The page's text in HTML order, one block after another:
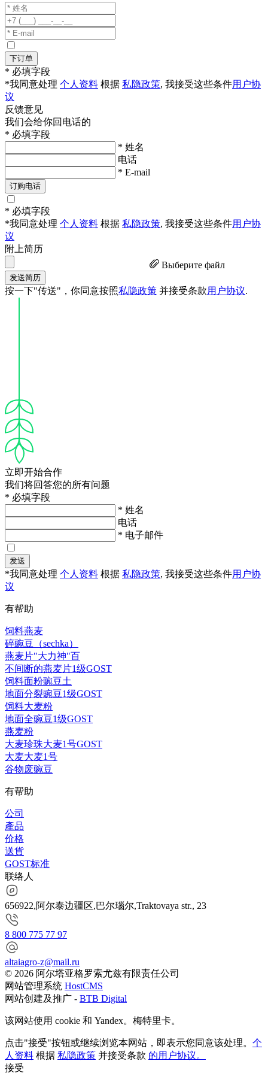
下订单
* 必填字段
*我同意处理 个人资料 根据 私隐政策, 我接受这些条件用户协
议
反馈意见
我们会给你回电话的
* 必填字段
* 姓名
电话
* E-mail
订购电话
* 必填字段
*我同意处理 个人资料 根据 私隐政策, 我接受这些条件用户协
议
附上简历
Выберите файл
发送简历
按一下"传送"，你同意按照私隐政策 并接受条款用户协议.
立即开始合作
我们将回答您的所有问题
* 必填字段
* 姓名
电话
* 电子邮件
发送
*我同意处理 个人资料 根据 私隐政策, 我接受这些条件用户协
议
有帮助
饲料燕麦
碎豌豆（sechka）
燕麦片"大力神"百
不间断的燕麦片1级GOST
饲料面粉豌豆土
地面分裂豌豆1级GOST
饲料大麦粉
地面全豌豆1级GOST
燕麦粉
大麦珍珠大麦1号GOST
大麦大麦1号
谷物废豌豆
有帮助
公司
產品
价格
送貨
GOST标准
联络人
656922,阿尔泰边疆区,巴尔瑙尔,Traktovaya str., 23
8 800 775 77 97
altaiagro-z@mail.ru
© 2026 阿尔塔亚格罗索尤兹有限责任公司
网站管理系统 HostCMS
网站创建及推广 - BTB Digital
该网站使用 cookie 和 Yandex。梅特里卡。
点击"接受"按钮或继续浏览本网站，即表示您同意该处理。 个
人资料 根据 私隐政策 并接受条款 的用户协议。
接受